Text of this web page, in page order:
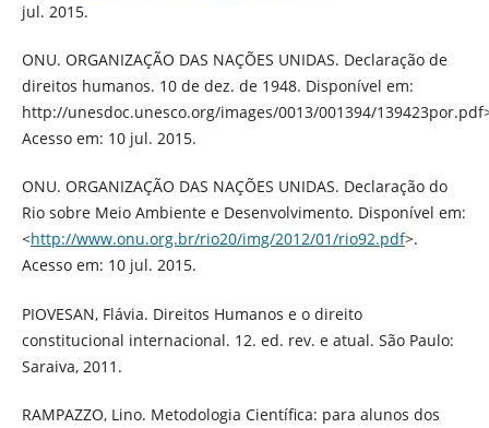
jul. 2015.
ONU. ORGANIZAÇÃO DAS NAÇÕES UNIDAS. Declaração de
direitos humanos. 10 de dez. de 1948. Disponível em:
http://unesdoc.unesco.org/images/0013/001394/
Acesso em: 10 jul. 2015.
ONU. ORGANIZAÇÃO DAS NAÇÕES UNIDAS. Declaração do
Rio sobre Meio Ambiente e Desenvolvimento. Disponível em:
<http://www.onu.org.br/rio20/img/2012/01/rio92.pdf>.
Acesso em: 10 jul. 2015.
PIOVESAN, Flávia. Direitos Humanos e o direito
constitucional internacional. 12. ed. rev. e atual. São Paulo:
Saraiva, 2011.
RAMPAZZO, Lino. Metodologia Científica: para alunos dos